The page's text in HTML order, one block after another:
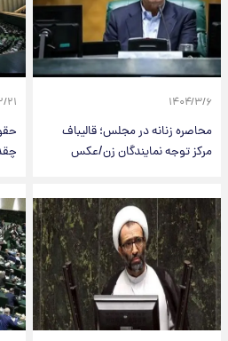
۱۴۰۴/۳/۶
محاصره زنانه در مجلس؛ قالیباف
مرکز توجه نمایندگان زن/عکس